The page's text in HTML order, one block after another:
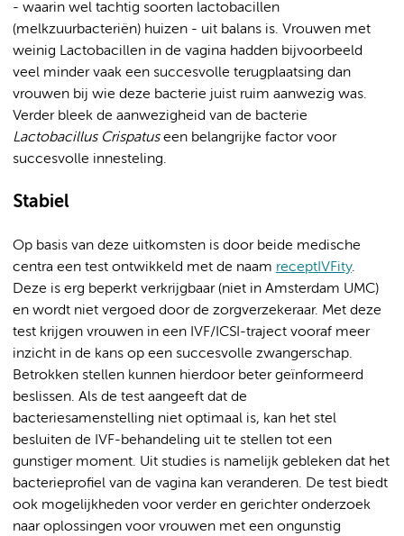
- waarin wel tachtig soorten lactobacillen
(melkzuurbacteriën) huizen - uit balans is. Vrouwen met
weinig Lactobacillen in de vagina hadden bijvoorbeeld
veel minder vaak een succesvolle terugplaatsing dan
vrouwen bij wie deze bacterie juist ruim aanwezig was.
Verder bleek de aanwezigheid van de bacterie
Lactobacillus Crispatuseen belangrijke factor voor
succesvolle innesteling.
Stabiel
Op basis van deze uitkomsten is door beide medische
centra een test ontwikkeld met de naam receptIVFity.
Deze is erg beperkt verkrijgbaar (niet in Amsterdam UMC)
en wordt niet vergoed door de zorgverzekeraar. Met deze
test krijgen vrouwen in een IVF/ICSI-traject vooraf meer
inzicht in de kans op een succesvolle zwangerschap.
Betrokken stellen kunnen hierdoor beter geïnformeerd
beslissen. Als de test aangeeft dat de
bacteriesamenstelling niet optimaal is, kan het stel
besluiten de IVF-behandeling uit te stellen tot een
gunstiger moment. Uit studies is namelijk gebleken dat het
bacterieprofiel van de vagina kan veranderen. De test biedt
ook mogelijkheden voor verder en gerichter onderzoek
naar oplossingen voor vrouwen met een ongunstig